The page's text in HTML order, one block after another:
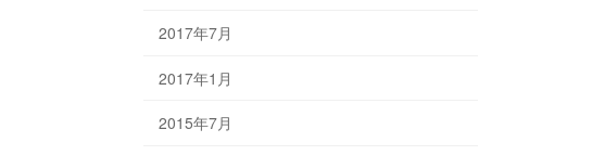
2017年7月
2017年1月
2015年7月